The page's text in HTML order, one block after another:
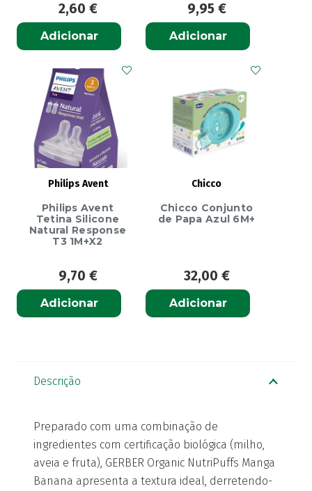
2,60 €
Adicionar
9,95 €
Adicionar
Philips Avent
Philips Avent
Tetina Silicone
Natural Response
T3 1M+X2
9,70 €
Adicionar
Chicco
Chicco Conjunto
de Papa Azul 6M+
32,00 €
Adicionar
Descrição
Preparado com uma combinação de
ingredientes com certificação biológica (milho,
aveia e fruta), GERBER Organic NutriPuffs Manga
Banana apresenta a textura ideal, derretendo-